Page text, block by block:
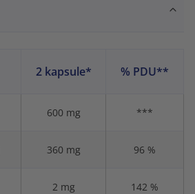
2 kapsule* % PDU**
600 mg ***
360 mg 96 %
2 mg 142 %